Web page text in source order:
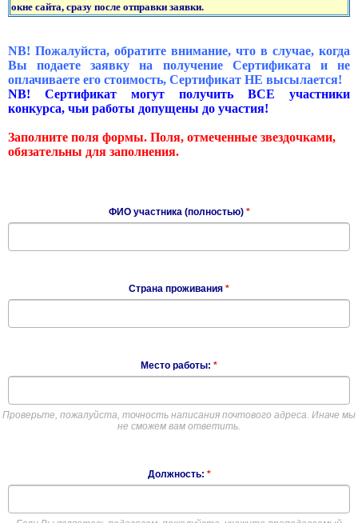
окне сайта, сразу после отправки заявки.
NB! Пожалуйста, обратите внимание, что в случае, когда
Вы подаете заявку на получение Сертификата и не
оплачиваете его стоимость, Сертификат НЕ высылается!
NB! Сертификат могут получить ВСЕ участники
конкурса, чьи работы допущены до участия!
Заполните поля формы. Поля, отмеченные звездочками,
обязательны для заполнения.
ФИО участника (полностью) *
Страна проживания *
Место работы: *
Проверьте, пожалуйста, точность написания почтового адреса. Иначе мы
не сможем вам ответить.
Должность: *